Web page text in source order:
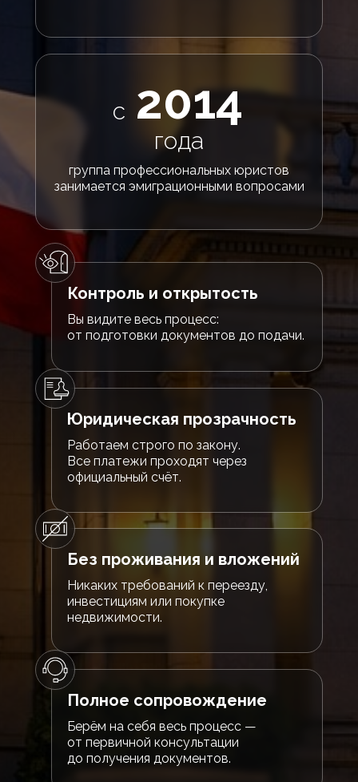
года
группа профессиональных юристов
занимается эмиграционными вопросами
2014
с
Вы видите весь процесс:
от подготовки документов до подачи.
Контроль и открытость
Работаем строго по закону.
Все платежи проходят через
официальный счёт.
Юридическая прозрачность
Никаких требований к переезду,
инвестициям или покупке
недвижимости.
Без проживания и вложений
Берём на себя весь процесс —
от первичной консультации
до получения документов.
Полное сопровождение